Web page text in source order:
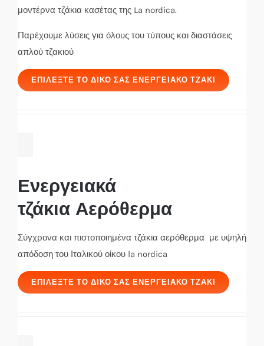
μοντέρνα τζάκια κασέτας της La nordica.
Παρέχουμε λύσεις για όλους του τύπους και διαστάσεις
απλού τζακιού
ΕΠΙΛΈΞΤΕ ΤΟ ΔΙΚΌ ΣΑΣ ΕΝΕΡΓΕΙΑΚΌ ΤΖΆΚΙ
Ενεργειακά
τζάκια Αερόθερμα
Σύγχρονα και πιστοποιημένα τζάκια αερόθερμα με υψηλή
απόδοση του Ιταλικού οίκου la nordica
ΕΠΙΛΈΞΤΕ ΤΟ ΔΙΚΌ ΣΑΣ ΕΝΕΡΓΕΙΑΚΌ ΤΖΆΚΙ